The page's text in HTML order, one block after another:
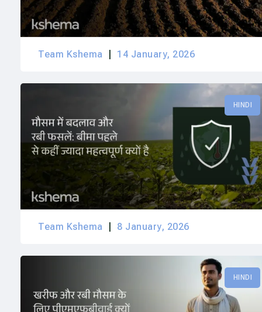
Team Kshema 14 January, 2026
HINDI
Team Kshema 8 January, 2026
HINDI